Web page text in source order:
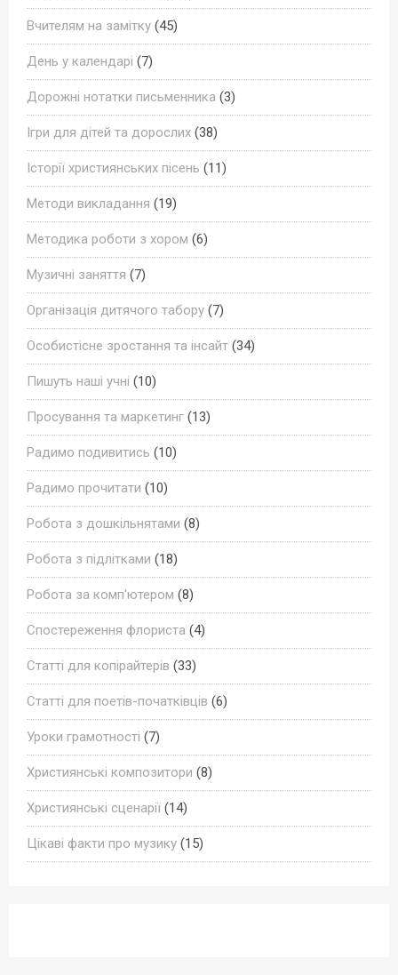
Вчителям на замітку (45)
День у календарі (7)
Дорожні нотатки письменника (3)
Ігри для дітей та дорослих (38)
Історії християнських пісень (11)
Методи викладання (19)
Методика роботи з хором (6)
Музичні заняття (7)
Організація дитячого табору (7)
Особистісне зростання та інсайт (34)
Пишуть наші учні (10)
Просування та маркетинг (13)
Радимо подивитись (10)
Радимо прочитати (10)
Робота з дошкільнятами (8)
Робота з підлітками (18)
Робота за комп'ютером (8)
Спостереження флориста (4)
Статті для копірайтерів (33)
Статті для поетів-початківців (6)
Уроки грамотності (7)
Християнські композитори (8)
Християнські сценарії (14)
Цікаві факти про музику (15)